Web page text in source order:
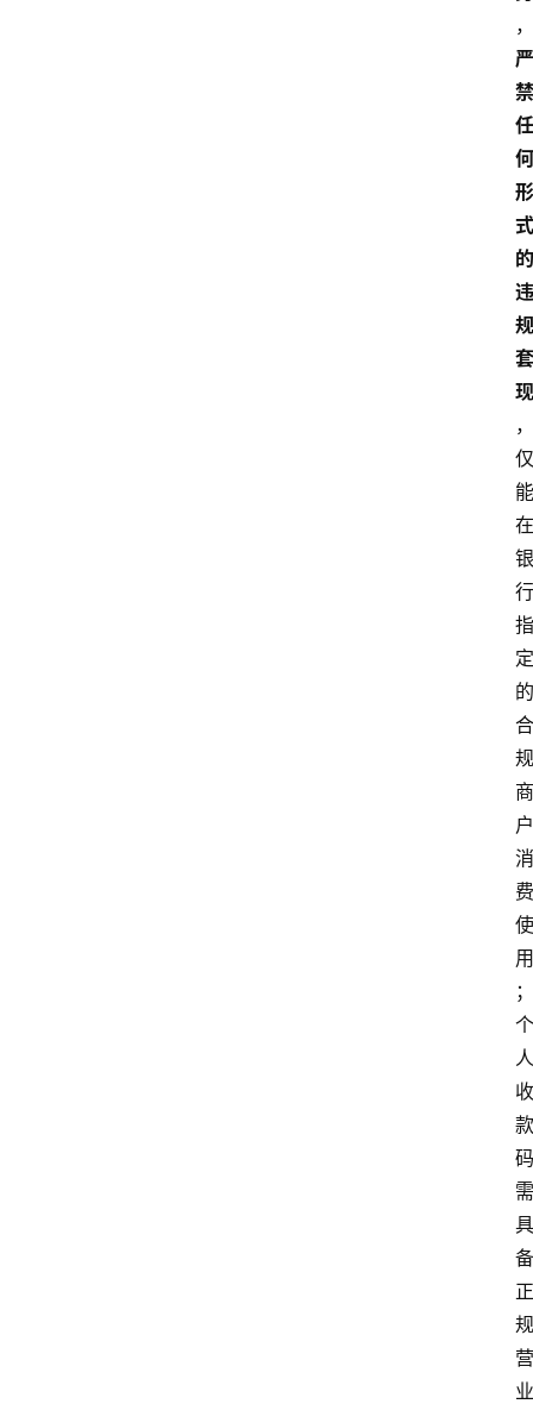
，
严
禁
任
何
形
式
的
违
规
套
现
，
仅
能
在
银
行
指
定
的
合
规
商
户
消
费
使
用
；
个
人
收
款
码
需
具
备
正
规
营
业